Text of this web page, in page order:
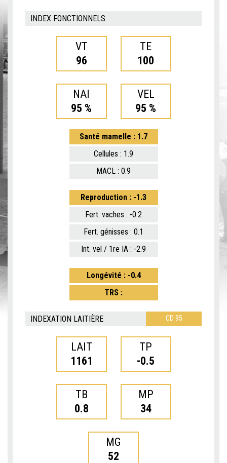
INDEX FONCTIONNELS
VT
96
TE
100
NAI
95 %
VEL
95 %
Santé mamelle : 1.7
Cellules : 1.9
MACL : 0.9
Reproduction : -1.3
Fert. vaches : -0.2
Fert. génisses : 0.1
Int. vel / 1re IA : -2.9
Longévité : -0.4
TRS :
INDEXATION LAITIÈRE CD 95
LAIT
1161
TP
-0.5
TB
0.8
MP
34
MG
52